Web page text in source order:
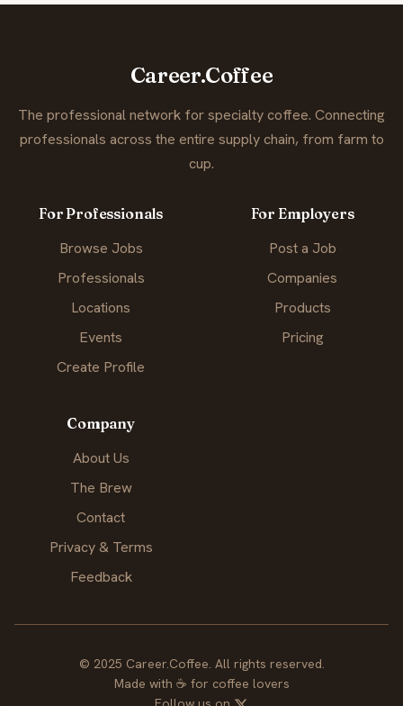
Career.Coffee
The professional network for specialty coffee. Connecting
professionals across the entire supply chain, from farm to
cup.
For Professionals
Browse Jobs
Professionals
Locations
Events
Create Profile
For Employers
Post a Job
Companies
Products
Pricing
Company
About Us
The Brew
Contact
Privacy & Terms
Feedback
© 2025 Career.Coffee. All rights reserved.
Made with ☕ for coffee lovers